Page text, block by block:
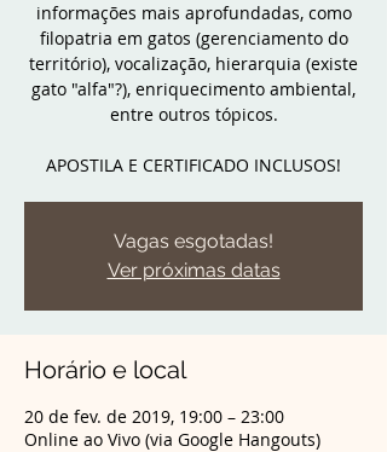
informações mais aprofundadas, como
filopatria em gatos (gerenciamento do
território), vocalização, hierarquia (existe
gato "alfa"?), enriquecimento ambiental,
entre outros tópicos.
APOSTILA E CERTIFICADO INCLUSOS!
Vagas esgotadas!
Ver próximas datas
Horário e local
20 de fev. de 2019, 19:00 – 23:00
Online ao Vivo (via Google Hangouts)